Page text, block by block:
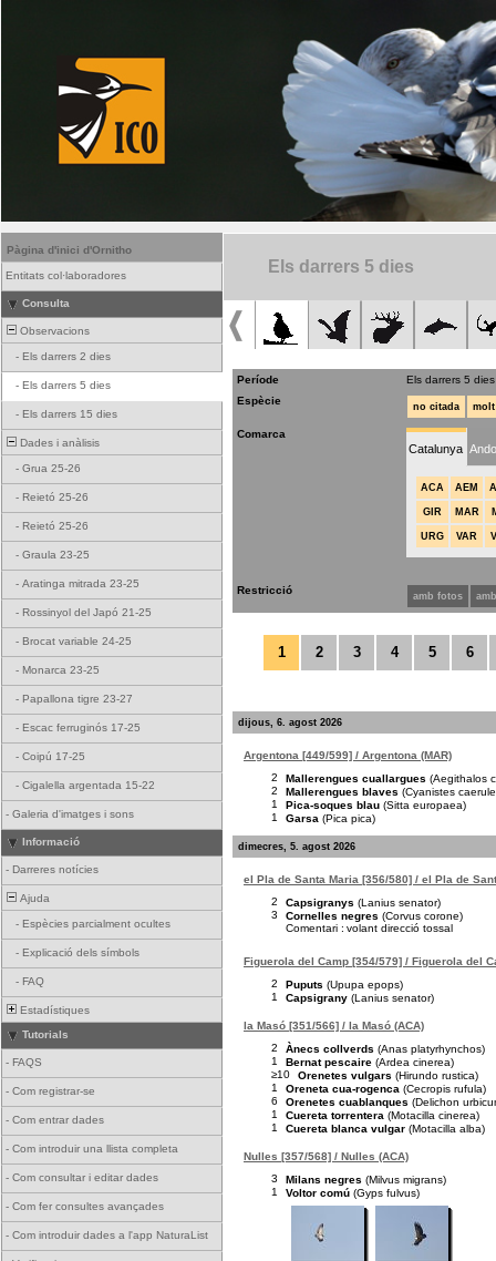
Pàgina d'inici d'Ornitho
Entitats col·laboradores
Consulta
Observacions
- Els darrers 2 dies
- Els darrers 5 dies
- Els darrers 15 dies
Dades i anàlisis
- Grua 25-26
- Reietó 25-26
- Reietó 25-26
- Graula 23-25
- Aratinga mitrada 23-25
- Rossinyol del Japó 21-25
- Brocat variable 24-25
- Monarca 23-25
- Papallona tigre 23-27
- Escac ferruginós 17-25
- Coipú 17-25
- Cigalella argentada 15-22
- Galeria d'imatges i sons
Informació
- Darreres notícies
Ajuda
- Espècies parcialment ocultes
- Explicació dels símbols
- FAQ
Estadístiques
Tutorials
- FAQS
- Com registrar-se
- Com entrar dades
- Com introduir una llista completa
- Com consultar i editar dades
- Com fer consultes avançades
- Com introduir dades a l'app NaturaList
Els darrers 5 dies
Període
Els darrers 5 dies
Espècie
no citada
Comarca
Catalunya
ACA AEM
GIR MAR
URG VAR
Restricció amb fotos
1 2 3 4 5 6
dijous, 6. agost 2026
Argentona [449/599] / Argentona (MAR)
2
Mallerengues cuallargues (Aegithalos
2
Mallerengues blaves (Cyanistes
1
Pica-soques blau (Sitta europaea)
1
Garsa (Pica pica)
dimecres, 5. agost 2026
el Pla de Santa Maria [356/580] / el Pla de
2
Capsigranys (Lanius senator)
3
Cornelles negres (Corvus corone)
Comentari : volant direcció tossal
Figuerola del Camp [354/579] / Figuerola del
2
Puputs (Upupa epops)
1
Capsigrany (Lanius senator)
la Masó [351/566] / la Masó (ACA)
2
Ànecs collverds (Anas platyrhynchos)
1
Bernat pescaire (Ardea cinerea)
≥10
Orenetes vulgars (Hirundo rustica)
1
Oreneta cua-rogenca (Cecropis rufula)
6
Orenetes cuablanques (Delichon
1
Cuereta torrentera (Motacilla cinerea)
1
Cuereta blanca vulgar (Motacilla alba)
Nulles [357/568] / Nulles (ACA)
3
Milans negres (Milvus migrans)
1
Voltor comú (Gyps fulvus)